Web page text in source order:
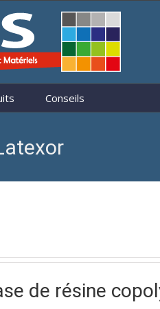
Conseils
de résine